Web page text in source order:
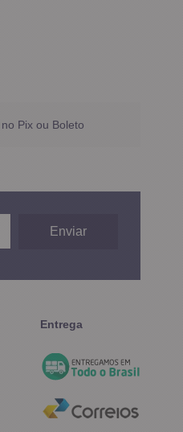
no Pix ou Boleto
Entrega